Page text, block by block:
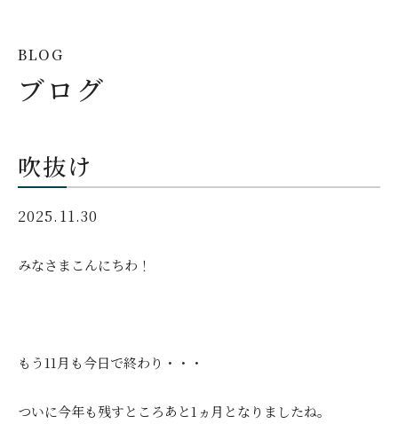
BLOG
ブログ
吹抜け
2025.11.30
みなさまこんにちわ！
もう11月も今日で終わり・・・
ついに今年も残すところあと1ヵ月となりましたね。